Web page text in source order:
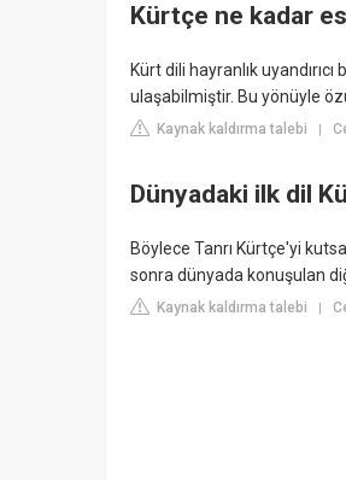
Kürtçe ne kadar
Kürt dili hayranlık
ulaşabilmiştir. Bu yönüyle
Kaynak kaldırma talebi
Dünyadaki ilk dil
Böylece Tanrı Kürtçe'yi
sonra dünyada konuşulan
Kaynak kaldırma talebi